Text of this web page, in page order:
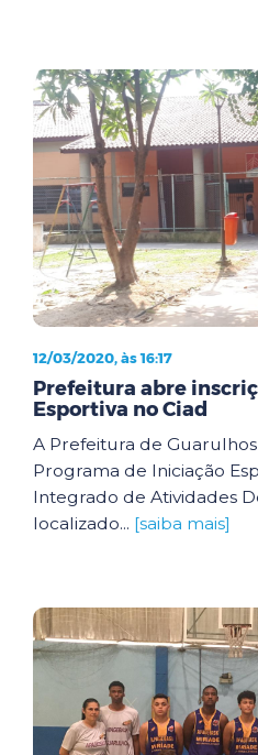
12/03/2020, às 16:17
Prefeitura abre
Esportiva no Ciad
A Prefeitura de
Programa de Iniciação
Integrado de Atividades
localizado... [saiba mais]